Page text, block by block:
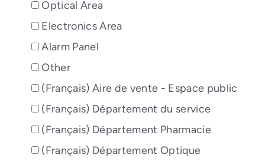
Optical Area
Electronics Area
Alarm Panel
Other
(Français) Aire de vente - Espace public
(Français) Département du service
(Français) Département Pharmacie
(Français) Département Optique